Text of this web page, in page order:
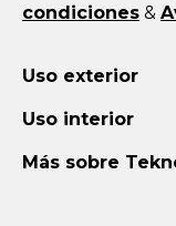
condiciones &
Uso exterior
Uso interior
Más sobre